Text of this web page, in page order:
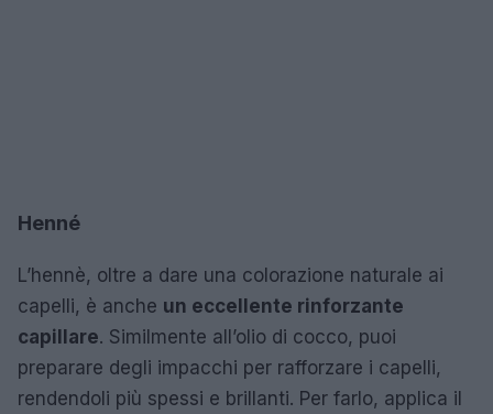
Henné
L’hennè, oltre a dare una colorazione naturale ai
capelli, è anche un eccellente rinforzante
capillare. Similmente all’olio di cocco, puoi
preparare degli impacchi per rafforzare i capelli,
rendendoli più spessi e brillanti. Per farlo, applica il